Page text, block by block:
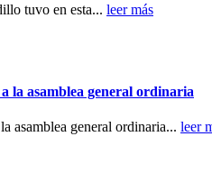
tuvo en esta... leer más
la asamblea general ordinaria
asamblea general ordinaria... leer